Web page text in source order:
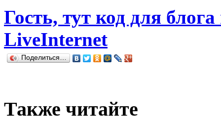
Гость, тут код для
LiveInternet
Поделиться…
Также читайте